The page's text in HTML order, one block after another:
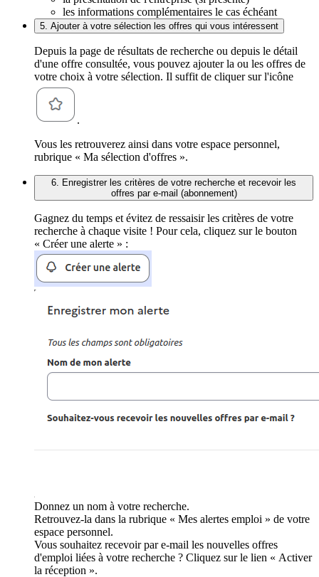
les informations complémentaires le cas échéant
5. Ajouter à votre sélection les offres qui vous intéressent
Depuis la page de résultats de recherche ou depuis le détail
d'une offre consultée, vous pouvez ajouter la ou les offres de
votre choix à votre sélection. Il suffit de cliquer sur l'icône
.
Vous les retrouverez ainsi dans votre espace personnel,
rubrique « Ma sélection d'offres ».
6. Enregistrer les critères de votre recherche et recevoir les
offres par e-mail (abonnement)
Gagnez du temps et évitez de ressaisir les critères de votre
recherche à chaque visite ! Pour cela, cliquez sur le bouton
« Créer une alerte » :
Donnez un nom à votre recherche.
Retrouvez-la dans la rubrique « Mes alertes emploi » de votre
espace personnel.
Vous souhaitez recevoir par e-mail les nouvelles offres
d'emploi liées à votre recherche ? Cliquez sur le lien « Activer
la réception ».